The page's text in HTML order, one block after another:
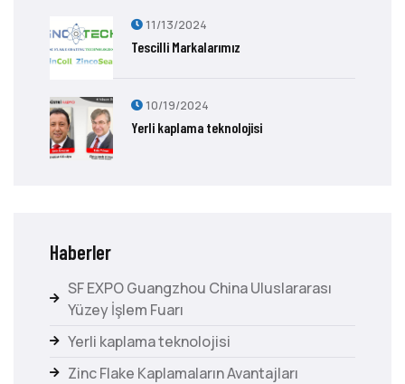
11/13/2024
Tescilli Markalarımız
10/19/2024
Yerli kaplama teknolojisi
Haberler
SF EXPO Guangzhou China Uluslararası
Yüzey İşlem Fuarı
Yerli kaplama teknolojisi
Zinc Flake Kaplamaların Avantajları